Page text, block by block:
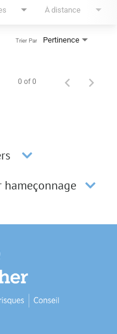
À distance
Pertinence
Trier Par
0 of 0
hameçonnage